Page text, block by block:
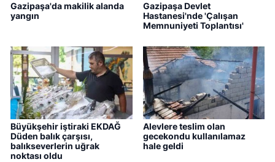
Gazipaşa'da makilik alanda
yangın
Gazipaşa Devlet
Hastanesi'nde 'Çalışan
Memnuniyeti Toplantısı'
Büyükşehir iştiraki EKDAĞ
Düden balık çarşısı,
balıkseverlerin uğrak
noktası oldu
Alevlere teslim olan
gecekondu kullanılamaz
hale geldi